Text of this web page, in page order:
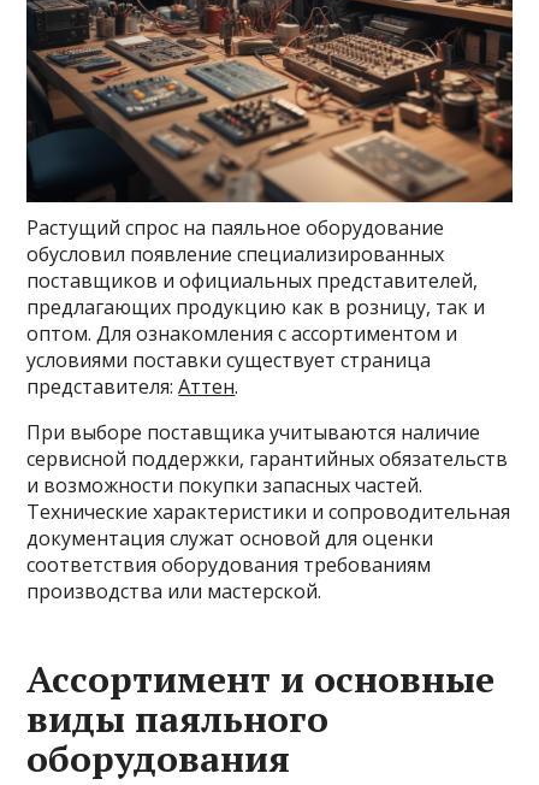
Растущий спрос на паяльное оборудование
обусловил появление специализированных
поставщиков и официальных представителей,
предлагающих продукцию как в розницу, так и
оптом. Для ознакомления с ассортиментом и
условиями поставки существует страница
представителя:Аттен.
При выборе поставщика учитываются наличие
сервисной поддержки, гарантийных обязательств
и возможности покупки запасных частей.
Технические характеристики и сопроводительная
документация служат основой для оценки
соответствия оборудования требованиям
производства или мастерской.
Ассортимент и основные
виды паяльного
оборудования